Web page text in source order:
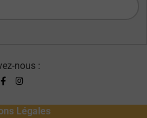
nous :
Légales